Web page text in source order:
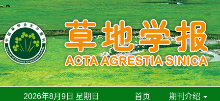
2026年8月9日 星期日 首页 期刊介绍